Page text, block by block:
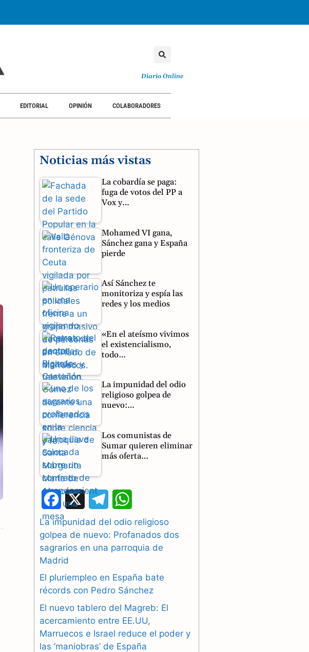
Diario Online
EDITORIAL OPINIÓN COLABORADORES
Noticias más vistas
La cobardía se paga:
fuga de votos del PP a
Vox y…
Mohamed VI gana,
Sánchez gana y España
pierde
Así Sánchez te
monitoriza y espía las
redes y los medios
«En el ateísmo vivimos
el existencialismo,
todo…
La impunidad del odio
religioso golpea de
nuevo:…
Los comunistas de
Sumar quieren eliminar
más oferta…
F
a
c
e
b
o
o
k
e
l
g
r
a
m
h
a
s
A
p
p
La impunidad del odio religioso
golpea de nuevo: Profanados dos
sagrarios en una parroquia de
Madrid
El pluriempleo en España bate
récords con Pedro Sánchez
El nuevo tablero del Magreb: El
acercamiento entre EE.UU,
Marruecos e Israel reduce el poder y
las ‘maniobras’ de España